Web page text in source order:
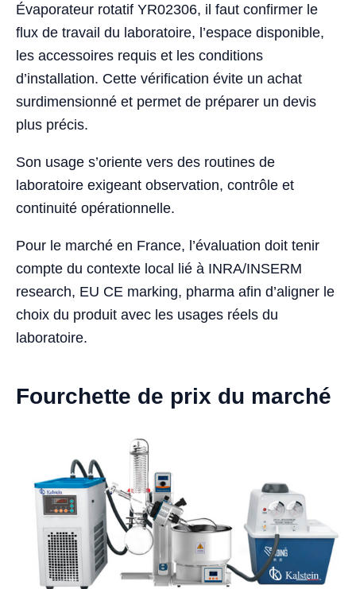
Évaporateur rotatif YR02306, il faut confirmer le
flux de travail du laboratoire, l’espace disponible,
les accessoires requis et les conditions
d’installation. Cette vérification évite un achat
surdimensionné et permet de préparer un devis
plus précis.
Son usage s’oriente vers des routines de
laboratoire exigeant observation, contrôle et
continuité opérationnelle.
Pour le marché en France, l’évaluation doit tenir
compte du contexte local lié à INRA/INSERM
research, EU CE marking, pharma afin d’aligner le
choix du produit avec les usages réels du
laboratoire.
Fourchette de prix du marché